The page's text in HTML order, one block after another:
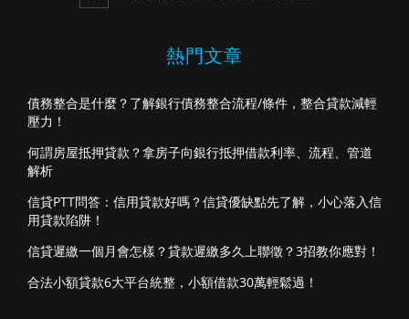
熱門文章
債務整合是什麼？了解銀行債務整合流程/條件，整合貸款減輕
壓力！
何謂房屋抵押貸款？拿房子向銀行抵押借款利率、流程、管道
解析
信貸PTT問答：信用貸款好嗎？信貸優缺點先了解，小心落入信
用貸款陷阱！
信貸遲繳一個月會怎樣？貸款遲繳多久上聯徵？3招教你應對！
合法小額貸款6大平台統整，小額借款30萬輕鬆過！